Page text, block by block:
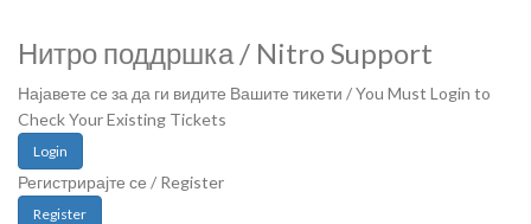
Нитро поддршка / Nitro Support
Најавете се за да ги видите Вашите тикети / You Must Login to
Check Your Existing Tickets
Login
Регистрирајте се / Register
Register